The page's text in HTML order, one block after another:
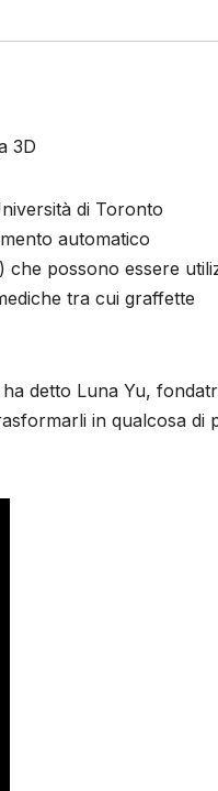
3D
di Toronto
automatico
che possono essere
tra cui graffette
detto Luna Yu,
in qualcosa di